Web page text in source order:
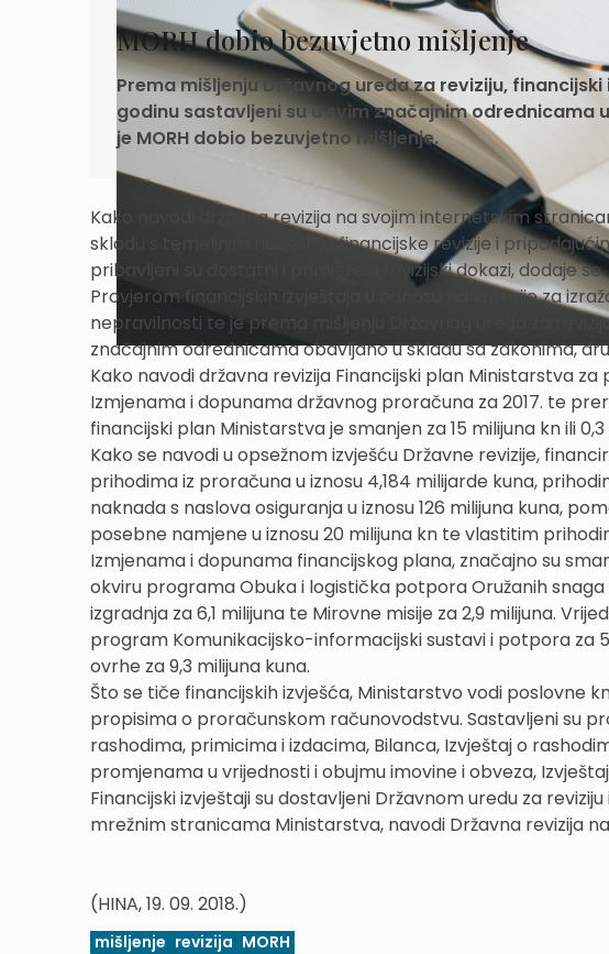
MORH dobio bezuvjetno mišljenje
Prema mišljenju Državnog ureda za reviziju,
godinu sastavljeni su u svim značajnim
je MORH dobio bezuvjetno mišljenje.
Kako navodi državna revizija na svojim internetskim
skladu s temeljnim načelima financijske revizije i
pribavljeni su dostatni i primjereni revizijski dokazi, dodaje se.
Provjerom financijskih izvještaja u odnosu na kriterije za
nepravilnosti te je prema mišljenju Državnog ureda za
značajnim odrednicama obavljano u skladu sa zakonima,
Kako navodi državna revizija Financijski plan Ministarstva za
Izmjenama i dopunama državnog proračuna za 2017. te
financijski plan Ministarstva je smanjen za 15 milijuna kn ili
Kako se navodi u opsežnom izvješću Državne revizije,
prihodima iz proračuna u iznosu 4,184 milijarde kuna,
naknada s naslova osiguranja u iznosu 126 milijuna kuna,
posebne namjene u iznosu 20 milijuna kn te vlastitim
Izmjenama i dopunama financijskog plana, značajno su
okviru programa Obuka i logistička potpora Oružanih
izgradnja za 6,1 milijuna te Mirovne misije za 2,9 milijuna.
program Komunikacijsko-informacijski sustavi i potpora za
ovrhe za 9,3 milijuna kuna.
Što se tiče financijskih izvješća, Ministarstvo vodi poslovne
propisima o proračunskom računovodstvu. Sastavljeni su
rashodima, primicima i izdacima, Bilanca, Izvještaj o
promjenama u vrijednosti i obujmu imovine i obveza,
Financijski izvještaji su dostavljeni Državnom uredu za
mrežnim stranicama Ministarstva, navodi Državna revizija
(HINA, 19. 09. 2018.)
mišljenje revizija MORH